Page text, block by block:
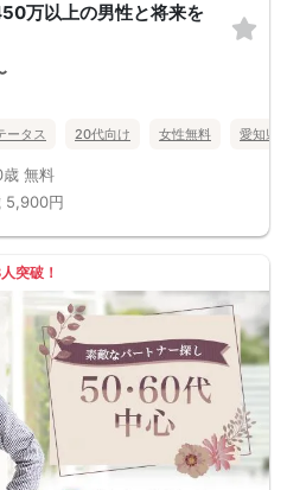
万以上の男性と将来を
ータス 20代向け 女性無料 愛知県
無料
5,900円
突破！